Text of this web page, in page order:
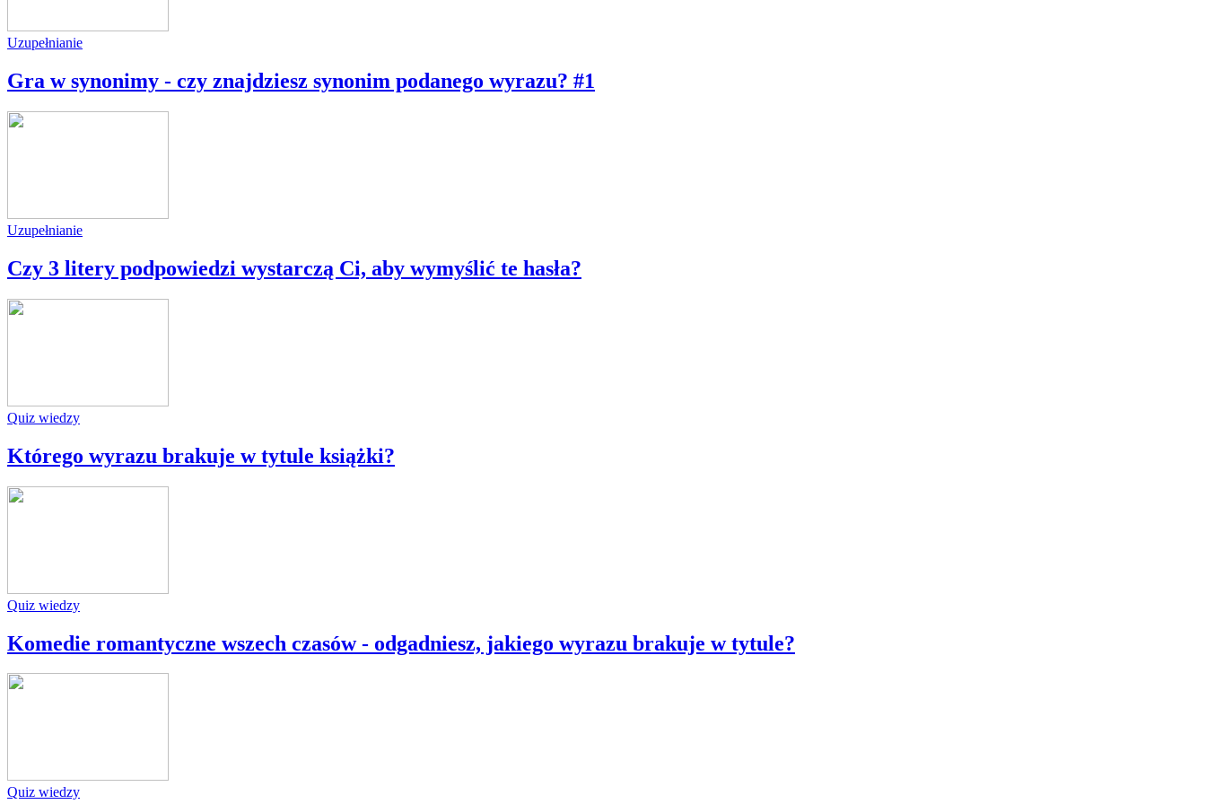
Uzupełnianie
Gra w synonimy - czy znajdziesz synonim podanego wyrazu? #1
Uzupełnianie
Czy 3 litery podpowiedzi wystarczą Ci, aby wymyślić te hasła?
Quiz wiedzy
Którego wyrazu brakuje w tytule książki?
Quiz wiedzy
Komedie romantyczne wszech czasów - odgadniesz, jakiego wyrazu brakuje w tytule?
Quiz wiedzy